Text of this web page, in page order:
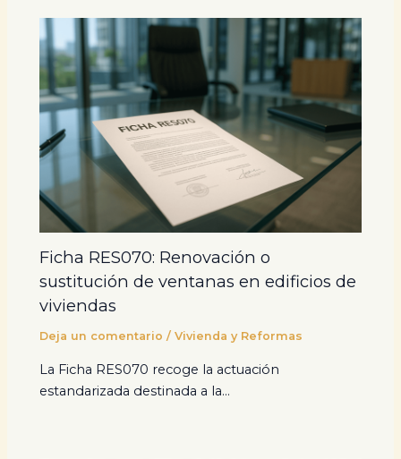
Ficha RES070: Renovación o
sustitución de ventanas en edificios de
viviendas
Deja un comentario /Vivienda y Reformas
La Ficha RES070 recoge la actuación
estandarizada destinada a la…